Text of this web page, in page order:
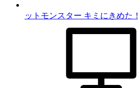
ットモンスター キミにきめた！